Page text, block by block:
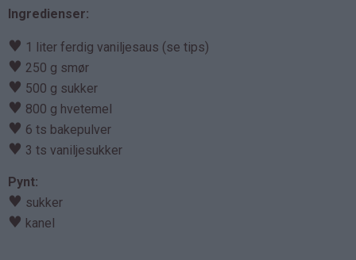
Ingredienser:
♥ 1 liter ferdig vaniljesaus (se tips)
♥ 250 g smør
♥ 500 g sukker
♥ 800 g hvetemel
♥ 6 ts bakepulver
♥ 3 ts vaniljesukker
Pynt:
♥ sukker
♥ kanel